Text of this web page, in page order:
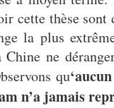
cette thèse sont
la plus
ne
qu
n’a jamais